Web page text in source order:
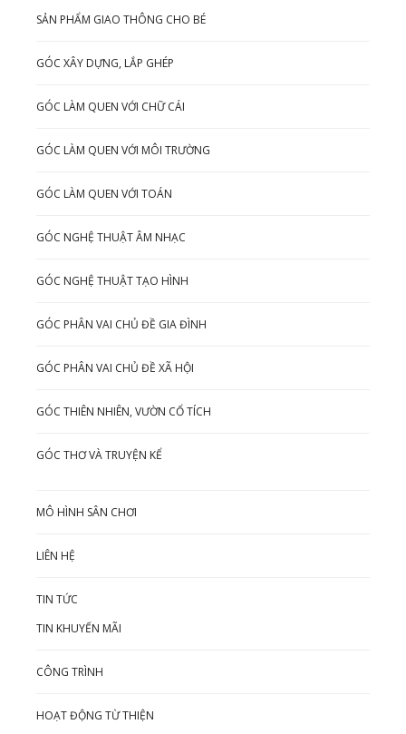
SẢN PHẨM GIAO THÔNG CHO BÉ
GÓC XÂY DỰNG, LẮP GHÉP
GÓC LÀM QUEN VỚI CHỮ CÁI
GÓC LÀM QUEN VỚI MÔI TRƯỜNG
GÓC LÀM QUEN VỚI TOÁN
GÓC NGHỆ THUẬT ÂM NHẠC
GÓC NGHỆ THUẬT TẠO HÌNH
GÓC PHÂN VAI CHỦ ĐỀ GIA ĐÌNH
GÓC PHÂN VAI CHỦ ĐỀ XÃ HỘI
GÓC THIÊN NHIÊN, VƯỜN CỔ TÍCH
GÓC THƠ VÀ TRUYỆN KỂ
MÔ HÌNH SÂN CHƠI
LIÊN HỆ
TIN TỨC
TIN KHUYẾN MÃI
CÔNG TRÌNH
HOẠT ĐỘNG TỪ THIỆN